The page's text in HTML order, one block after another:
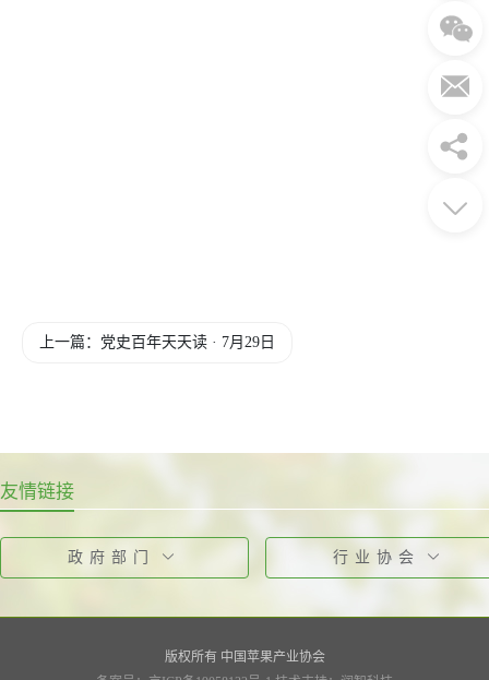
上一篇：党史百年天天读 · 7月29日
友情链接
政府部门 行业协会
版权所有 中国苹果产业协会